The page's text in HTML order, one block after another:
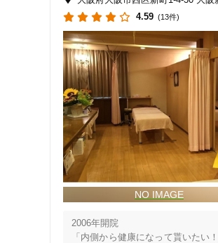
4.59 (13件)
2006年開院
「内側から健康になって貰いた